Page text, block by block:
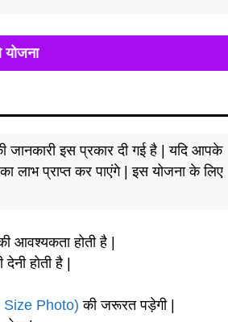
जानकारी इस प्रकार दी गई है | यदि आपके
लाभ प्राप्त कर पाएंगे | इस योजना के लिए
आवश्यकता होती है |
होती है |
Size Photo)की जरूरत पड़ेगी |